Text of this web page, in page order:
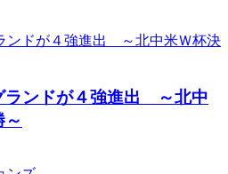
ランドが４強進出 ～北中